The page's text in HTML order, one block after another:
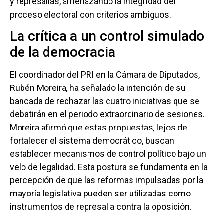
proceso electoral con criterios ambiguos.
La crítica a un control simulado
de la democracia
El coordinador del PRI en la Cámara de Diputados,
Rubén Moreira, ha señalado la intención de su
bancada de rechazar las cuatro iniciativas que se
debatirán en el periodo extraordinario de sesiones.
Moreira afirmó que estas propuestas, lejos de
fortalecer el sistema democrático, buscan
establecer mecanismos de control político bajo un
velo de legalidad. Esta postura se fundamenta en la
percepción de que las reformas impulsadas por la
mayoría legislativa pueden ser utilizadas como
instrumentos de represalia contra la oposición.